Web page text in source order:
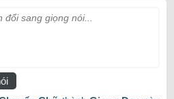
sang giọng nói...